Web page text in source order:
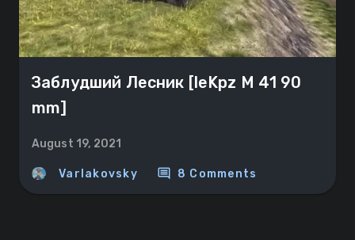
Заблудший Лесник [leKpz M 41 90
mm]
August 19, 2021
Varlakovsky comment 8 Comments